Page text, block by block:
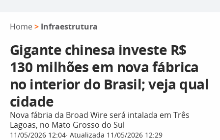
Home > Infraestrutura
Gigante chinesa investe R$
130 milhões em nova fábrica
no interior do Brasil; veja qual
cidade
Nova fábria da Broad Wire será intalada em Três
Lagoas, no Mato Grosso do Sul
11/05/2026 12:04 Atualizada 11/05/2026 12:29